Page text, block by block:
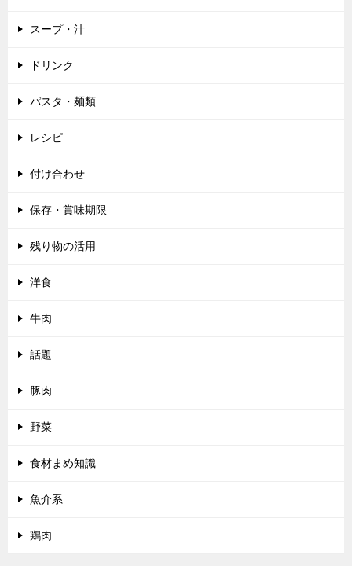
スープ・汁
ドリンク
パスタ・麺類
レシピ
付け合わせ
保存・賞味期限
残り物の活用
洋食
牛肉
話題
豚肉
野菜
食材まめ知識
魚介系
鶏肉